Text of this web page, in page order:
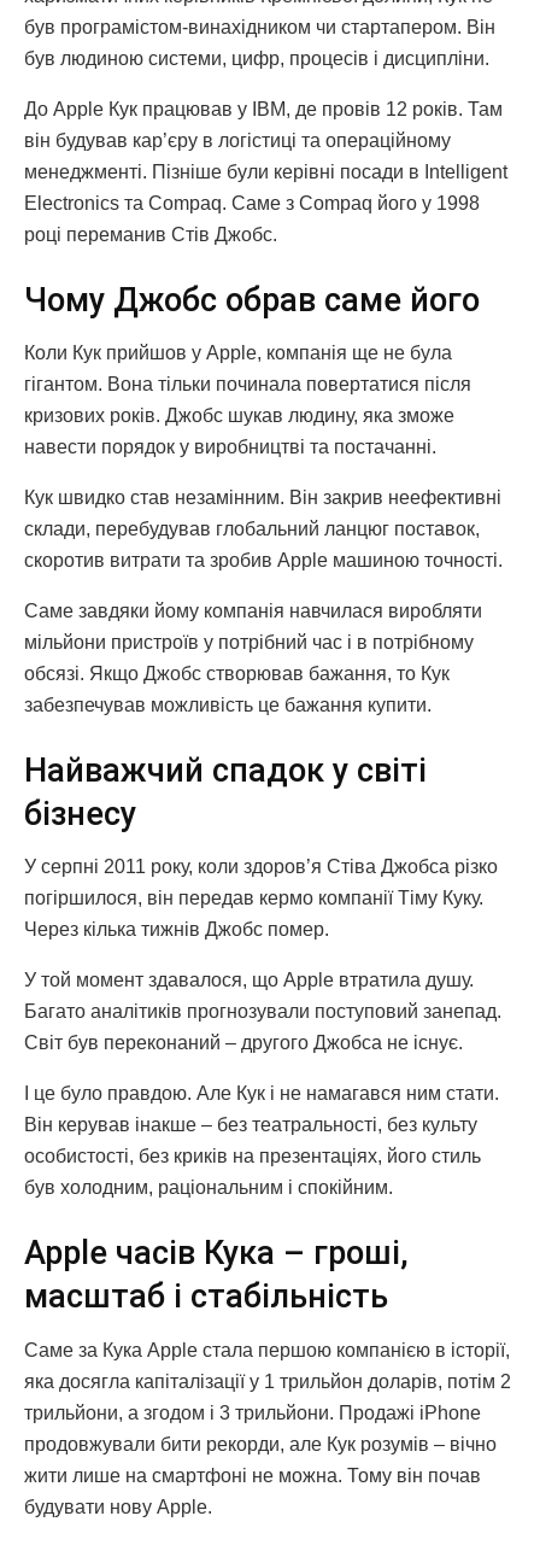
був програмістом-винахідником чи стартапером. Він
був людиною системи, цифр, процесів і дисципліни.
До Apple Кук працював у IBM, де провів 12 років. Там
він будував кар’єру в логістиці та операційному
менеджменті. Пізніше були керівні посади в Intelligent
Electronics та Compaq. Саме з Compaq його у 1998
році переманив Стів Джобс.
Чому Джобс обрав саме його
Коли Кук прийшов у Apple, компанія ще не була
гігантом. Вона тільки починала повертатися після
кризових років. Джобс шукав людину, яка зможе
навести порядок у виробництві та постачанні.
Кук швидко став незамінним. Він закрив неефективні
склади, перебудував глобальний ланцюг поставок,
скоротив витрати та зробив Apple машиною точності.
Саме завдяки йому компанія навчилася виробляти
мільйони пристроїв у потрібний час і в потрібному
обсязі. Якщо Джобс створював бажання, то Кук
забезпечував можливість це бажання купити.
Найважчий спадок у світі
бізнесу
У серпні 2011 року, коли здоров’я Стіва Джобса різко
погіршилося, він передав кермо компанії Тіму Куку.
Через кілька тижнів Джобс помер.
У той момент здавалося, що Apple втратила душу.
Багато аналітиків прогнозували поступовий занепад.
Світ був переконаний – другого Джобса не існує.
І це було правдою. Але Кук і не намагався ним стати.
Він керував інакше – без театральності, без культу
особистості, без криків на презентаціях, його стиль
був холодним, раціональним і спокійним.
Apple часів Кука – гроші,
масштаб і стабільність
Саме за Кука Apple стала першою компанією в історії,
яка досягла капіталізації у 1 трильйон доларів, потім 2
трильйони, а згодом і 3 трильйони. Продажі iPhone
продовжували бити рекорди, але Кук розумів – вічно
жити лише на смартфоні не можна. Тому він почав
будувати нову Apple.